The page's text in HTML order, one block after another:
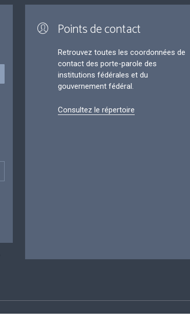
Points de contact
Retrouvez toutes les coordonnées de
contact des porte-parole des
institutions fédérales et du
gouvernement fédéral.
Consultez le répertoire